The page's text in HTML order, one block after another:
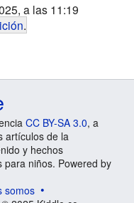
a las 11:19
.
CC BY-SA 3.0, a
artículos de la
y hechos
para niños. Powered by
somos